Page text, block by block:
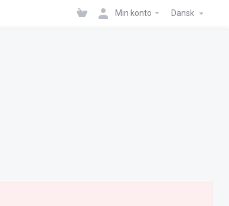
Min konto Dansk